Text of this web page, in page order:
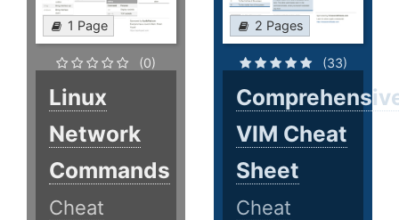
1 Page
(0)
Linux
Network
Commands
Cheat
2 Pages
(33)
VIM Cheat
Sheet
Cheat